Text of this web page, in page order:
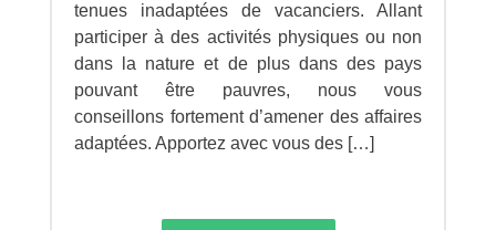
tenues inadaptées de vacanciers. Allant
participer à des activités physiques ou non
dans la nature et de plus dans des pays
pouvant être pauvres, nous vous
conseillons fortement d’amener des affaires
adaptées. Apportez avec vous des […]